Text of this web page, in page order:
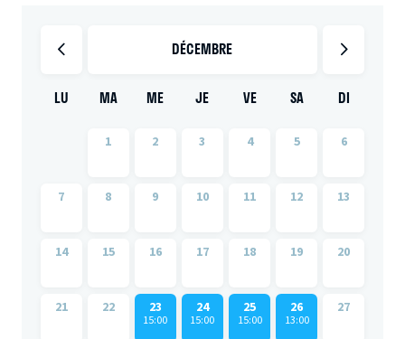
DÉCEMBRE
LU MA ME JE VE SA DI
1 2 3 4 5 6
7 8 9 10 11 12 13
14 15 16 17 18 19 20
21 22 23
15:00
24
15:00
25
15:00
26
13:00
27